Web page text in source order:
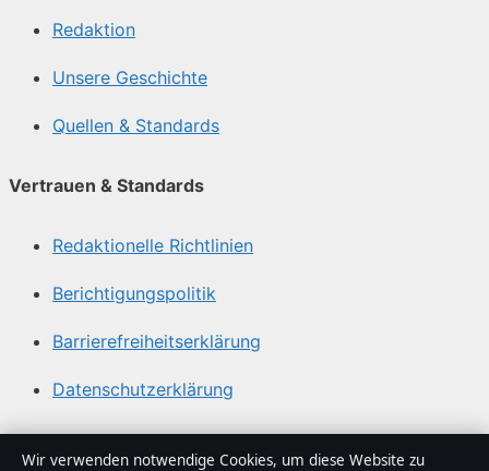
Redaktion
Unsere Geschichte
Quellen & Standards
Vertrauen & Standards
Redaktionelle Richtlinien
Berichtigungspolitik
Barrierefreiheitserklärung
Datenschutzerklärung
Über Sacharchiv in Kürze
Wir verwenden notwendige Cookies, um diese Website zu